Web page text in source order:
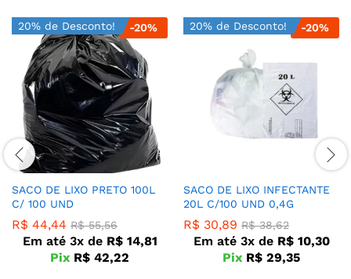
20% de Desconto! -20%
SACO DE LIXO PRETO 100L
C/ 100 UND
R$ 44,44 R$55,56
Em até 3x de R$14,81
Pix R$ 42,22
20% de Desconto! -20%
SACO DE LIXO INFECTANTE
20L C/100 UND 0,4G
R$ 30,89 R$38,62
Em até 3x de R$10,30
Pix R$ 29,35